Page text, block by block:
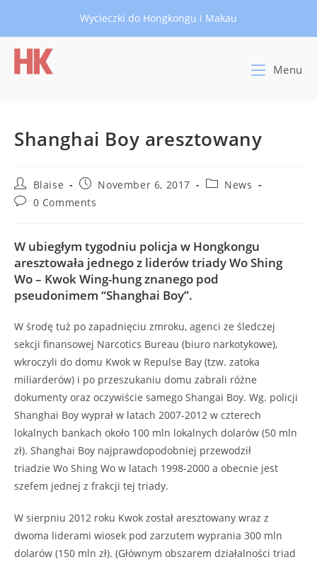
Wycieczki do Hongkongu i Makau
Menu
Shanghai Boy aresztowany
Post
author:
Blaise
Post
published:
November 6, 2017
PostNews
Post0 Comments
W ubiegłym tygodniu policja w Hongkongu
aresztowała jednego z liderów triady Wo Shing
Wo – Kwok Wing-hung znanego pod
pseudonimem “Shanghai Boy”.
W środę tuż po zapadnięciu zmroku, agenci ze śledczej
sekcji finansowej Narcotics Bureau (biuro narkotykowe),
wkroczyli do domu Kwok w Repulse Bay (tzw. zatoka
miliarderów) i po przeszukaniu domu zabrali różne
dokumenty oraz oczywiście samego Shangai Boy. Wg. policji
Shanghai Boy wyprał w latach 2007-2012 w czterech
lokalnych bankach około 100 mln lokalnych dolarów (50 mln
zł). Shanghai Boy najprawdopodobniej przewodził
triadzie Wo Shing Wo w latach 1998-2000 a obecnie jest
szefem jednej z frakcji tej triady.
W sierpniu 2012 roku Kwok został aresztowany wraz z
dwoma liderami wiosek pod zarzutem wyprania 300 mln
dolarów (150 mln zł). (Głównym obszarem działalności triad